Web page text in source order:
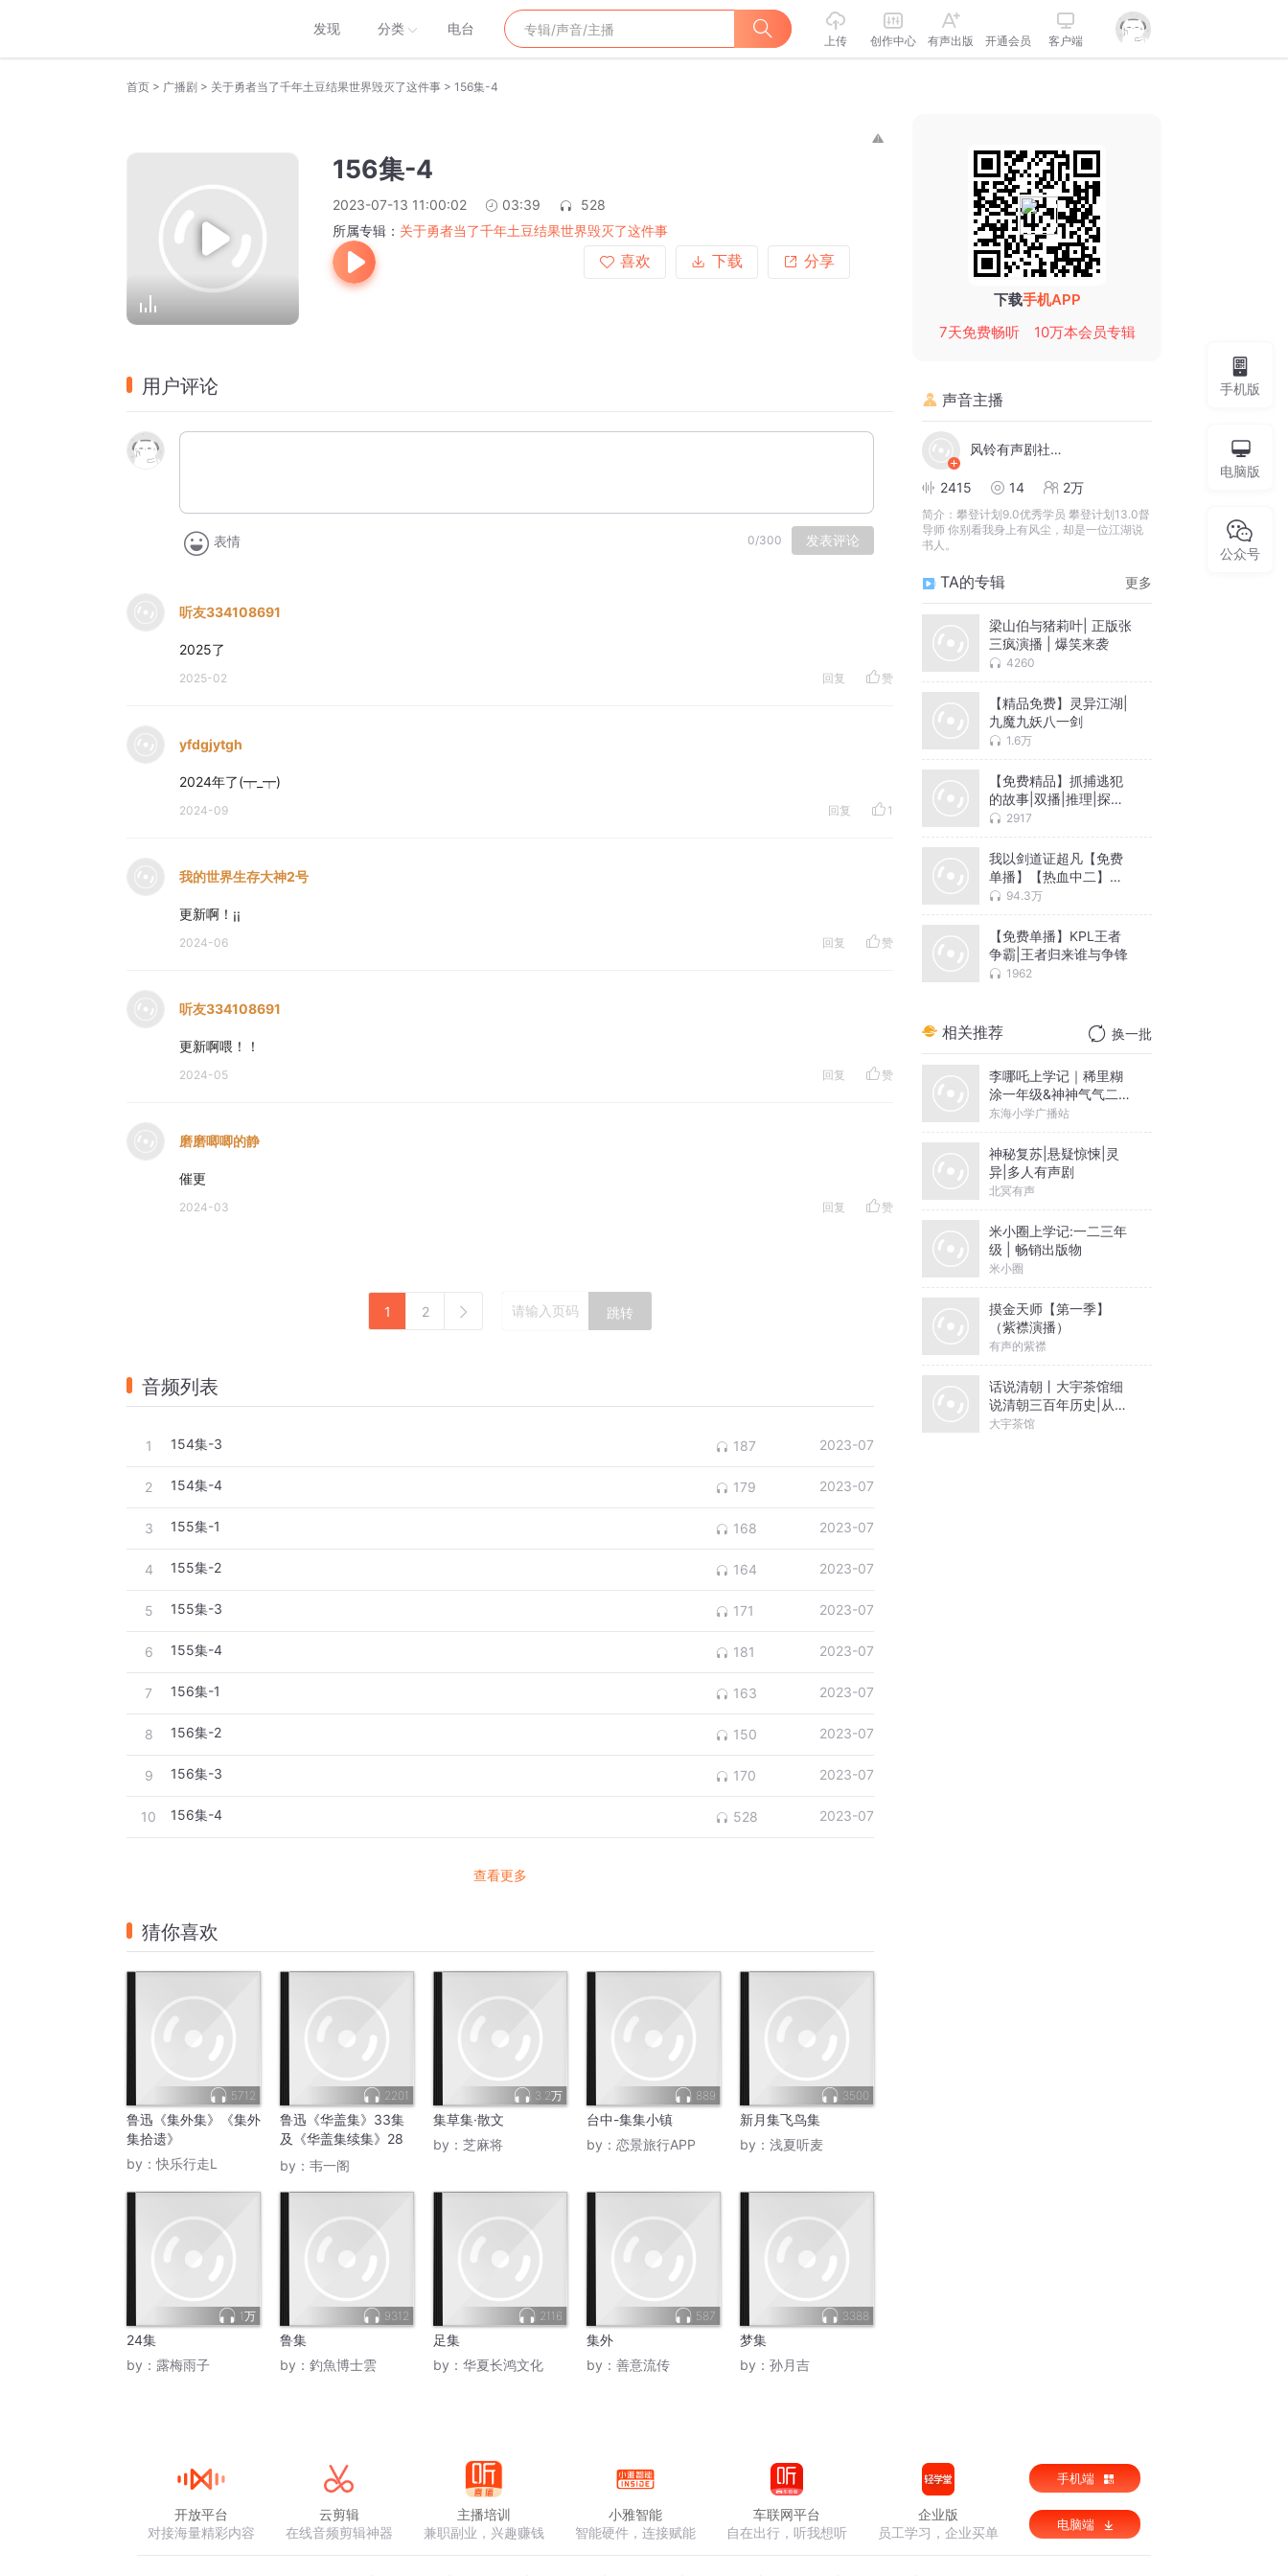
发现 分类 电台
上传 创作中心 有声出版 开通会员 客户端
首页 > 广播剧 > 关于勇者当了千年土豆结果世界毁灭了这件事 > 156集-4
156集-4
2023-07-13 11:00:02 03:39
528
所属专辑： 关于勇者当了千年土豆结果世界毁灭了这件事
喜欢
下载 分享
用户评论
表情 0/300 发表评论
听友334108691
2025了
2025-02 回复 赞
yfdgjytgh
2024年了(┯_┯)
2024-09 回复 1
我的世界生存大神2号
更新啊！¡¡
2024-06 回复 赞
听友334108691
更新啊喂！！
2024-05 回复 赞
磨磨唧唧的静
催更
2024-03 回复 赞
1 2 跳转
音频列表
1 154集-3 187 2023-07
2 154集-4 179 2023-07
3 155集-1 168 2023-07
4 155集-2 164 2023-07
5 155集-3 171 2023-07
6 155集-4 181 2023-07
7 156集-1 163 2023-07
8 156集-2 150 2023-07
9 156集-3 170 2023-07
10 156集-4 528 2023-07
查看更多
猜你喜欢
5712
鲁迅《集外集》《集外
集拾遗》
by：快乐行走L
2201
鲁迅《华盖集》33集
及《华盖集续集》28
集
by： 韦一阁
3.2万
集草集·散文
by： 芝麻将
889
台中-集集小镇
by： 恋景旅行APP
3500
新月集飞鸟集
by： 浅夏听麦
1万
24集
by： 露梅雨子
9312
鲁集
by： 釣魚博士雲
2116
足集
by： 华夏长鸿文化
587
集外
by： 善意流传
3388
梦集
by： 孙月吉
下载手机APP
7天免费畅听
10万本会员专辑
声音主播
风铃有声剧社张三疯
2415 14 2万
简介： 攀登计划9.0优秀学员 攀登计划13.0督
导师 你别看我身上有风尘，却是一位江湖说
书人。
TA的专辑 更多
梁山伯与猪莉叶| 正版张
三疯演播 | 爆笑来袭
4260
【精品免费】灵异江湖|
九魔九妖八一剑
1.6万
【免费精品】抓捕逃犯
的故事|双播|推理|探案
故事2917
我以剑道证超凡【免费
单播】【热血中二】
【搞笑】
94.3万
【免费单播】KPL王者
争霸|王者归来谁与争锋
1962
相关推荐 换一批
李哪吒上学记｜稀里糊
涂一年级&神神气气二年
级
东海小学广播站
神秘复苏|悬疑惊悚|灵
异|多人有声剧
北冥有声
米小圈上学记:一二三年
级 | 畅销出版物
米小圈
摸金天师【第一季】
（紫襟演播）
有声的紫襟
话说清朝丨大宇茶馆细
说清朝三百年历史|从努
尔哈赤到末代皇帝溥仪|
大宇茶馆
手机版
电脑版
公众号
开放平台
对接海量精彩内容
云剪辑
在线音频剪辑神器
主播培训
兼职副业，兴趣赚钱
小雅智能
智能硬件，连接赋能
车联网平台
自在出行，听我想听
企业版
员工学习，企业买单
手机端
电脑端